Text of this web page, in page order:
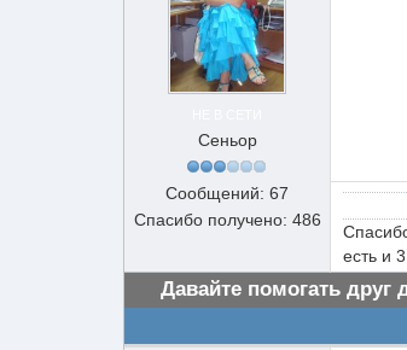
Сеньор
Сообщений: 67
Спасибо получено: 486
есть и
Давайте помогать друг